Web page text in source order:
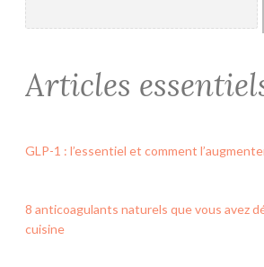
Articles
GLP-1 : l’essentiel et comment
8 anticoagulants naturels que vous avez
cuisine